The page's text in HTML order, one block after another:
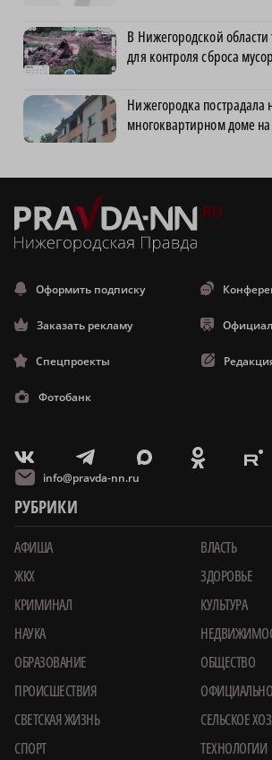
В Нижегородской
для контроля сброса
Нижегородка пострадала
многоквартирном доме
Оформить подписку
Заказать рекламу
Спецпроекты
Фотобанк
V T X O E
info@pravda-nn.ru
РУБРИКИ
АФИША
ВЛАСТЬ
ЖКХ
ЗДОРОВЬЕ
КРИМИНАЛ
КУЛЬТУРА
НАУКА
ОБРАЗОВАНИЕ
ОБЩЕСТВО
ПРОИСШЕСТВИЯ
ОФИЦИАЛЬНО
СВЕТСКАЯ ЖИЗНЬ
СЕЛЬСКОЕ
СПОРТ
ТЕХНОЛОГИИ